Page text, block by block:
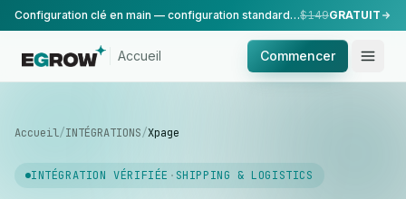
Configuration clé en main — configuration standard, réalisée par notre équipe.$149GRATUIT
Accueil Commencer
Accueil/INTÉGRATIONS/Xpage
INTÉGRATION VÉRIFIÉE · SHIPPING & LOGISTICS